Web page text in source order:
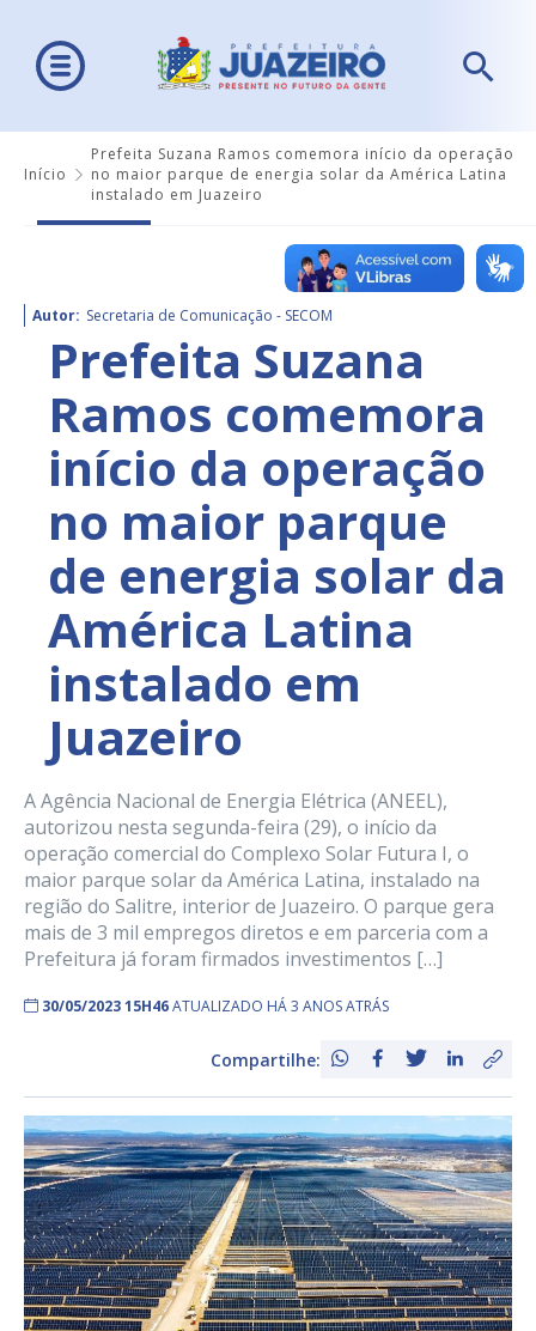
Início
Prefeita Suzana Ramos comemora início da operação
no maior parque de energia solar da América Latina
instalado em Juazeiro
Autor: Secretaria de Comunicação - SECOM
Prefeita Suzana
Ramos comemora
início da operação
no maior parque
de energia solar da
América Latina
instalado em
Juazeiro
A Agência Nacional de Energia Elétrica (ANEEL),
autorizou nesta segunda-feira (29), o início da
operação comercial do Complexo Solar Futura I, o
maior parque solar da América Latina, instalado na
região do Salitre, interior de Juazeiro. O parque gera
mais de 3 mil empregos diretos e em parceria com a
Prefeitura já foram firmados investimentos […]
30/05/2023 15H46ATUALIZADO HÁ 3 ANOS ATRÁS
Compartilhe: